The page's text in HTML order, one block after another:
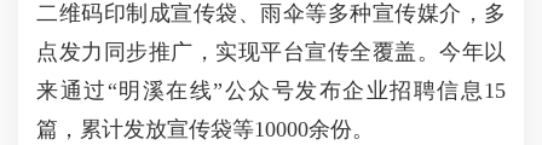
二维码印制成宣传袋、雨伞等多种宣传媒介，多
点发力同步推广，实现平台宣传全覆盖。今年以
来通过“明溪在线”公众号发布企业招聘信息15
篇，累计发放宣传袋等10000余份。